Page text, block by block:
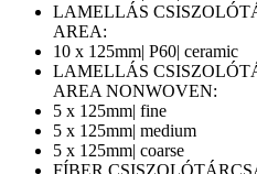
LAMELLÁS
AREA:
10 x 125mm| P60| ceramic
LAMELLÁS
AREA NONWOVEN:
5 x 125mm| fine
5 x 125mm| medium
5 x 125mm| coarse
FÍBER